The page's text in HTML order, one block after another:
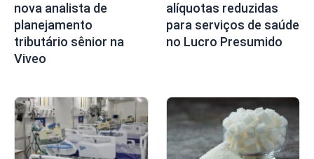
nova analista de
planejamento
tributário sênior na
Viveo
alíquotas reduzidas
para serviços de saúde
no Lucro Presumido